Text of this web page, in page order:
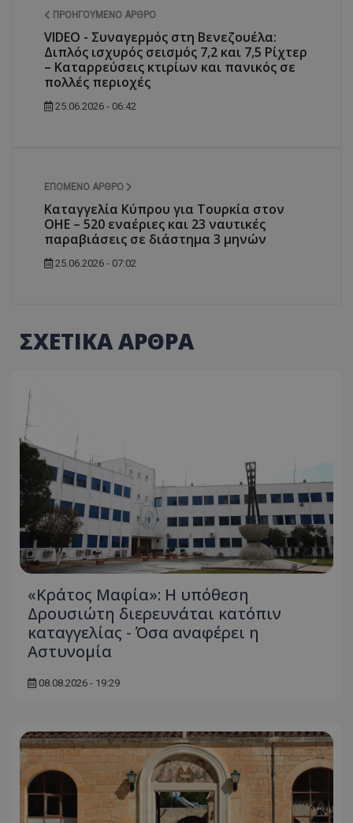
ΠΡΟΗΓΟΎΜΕΝΟ ΆΡΘΡΟ
VIDEO - Συναγερμός στη Βενεζουέλα:
Διπλός ισχυρός σεισμός 7,2 και 7,5 Ρίχτερ
– Καταρρεύσεις κτιρίων και πανικός σε
πολλές περιοχές
25.06.2026 - 06:42
ΕΠΌΜΕΝΟ ΆΡΘΡΟ
Καταγγελία Κύπρου για Τουρκία στον
ΟΗΕ – 520 εναέριες και 23 ναυτικές
παραβιάσεις σε διάστημα 3 μηνών
25.06.2026 - 07:02
ΣΧΕΤΙΚΑ ΑΡΘΡΑ
«Κράτος Μαφία»: Η υπόθεση
Δρουσιώτη διερευνάται κατόπιν
καταγγελίας - Όσα αναφέρει η
Αστυνομία
08.08.2026 - 19:29